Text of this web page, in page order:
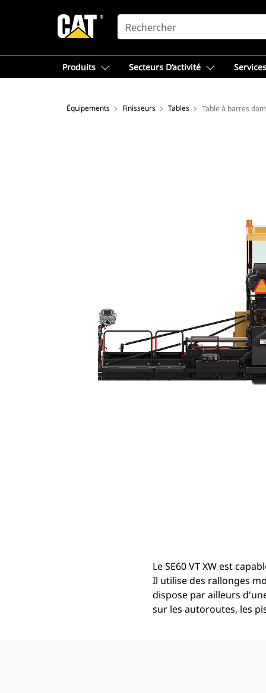
SEARCH
Produits Secteurs D’activité
Équipements Finisseurs Tables Table à barres
Le SE60 VT XW est
Il utilise des rallonges
dispose par ailleurs
sur les autoroutes, les